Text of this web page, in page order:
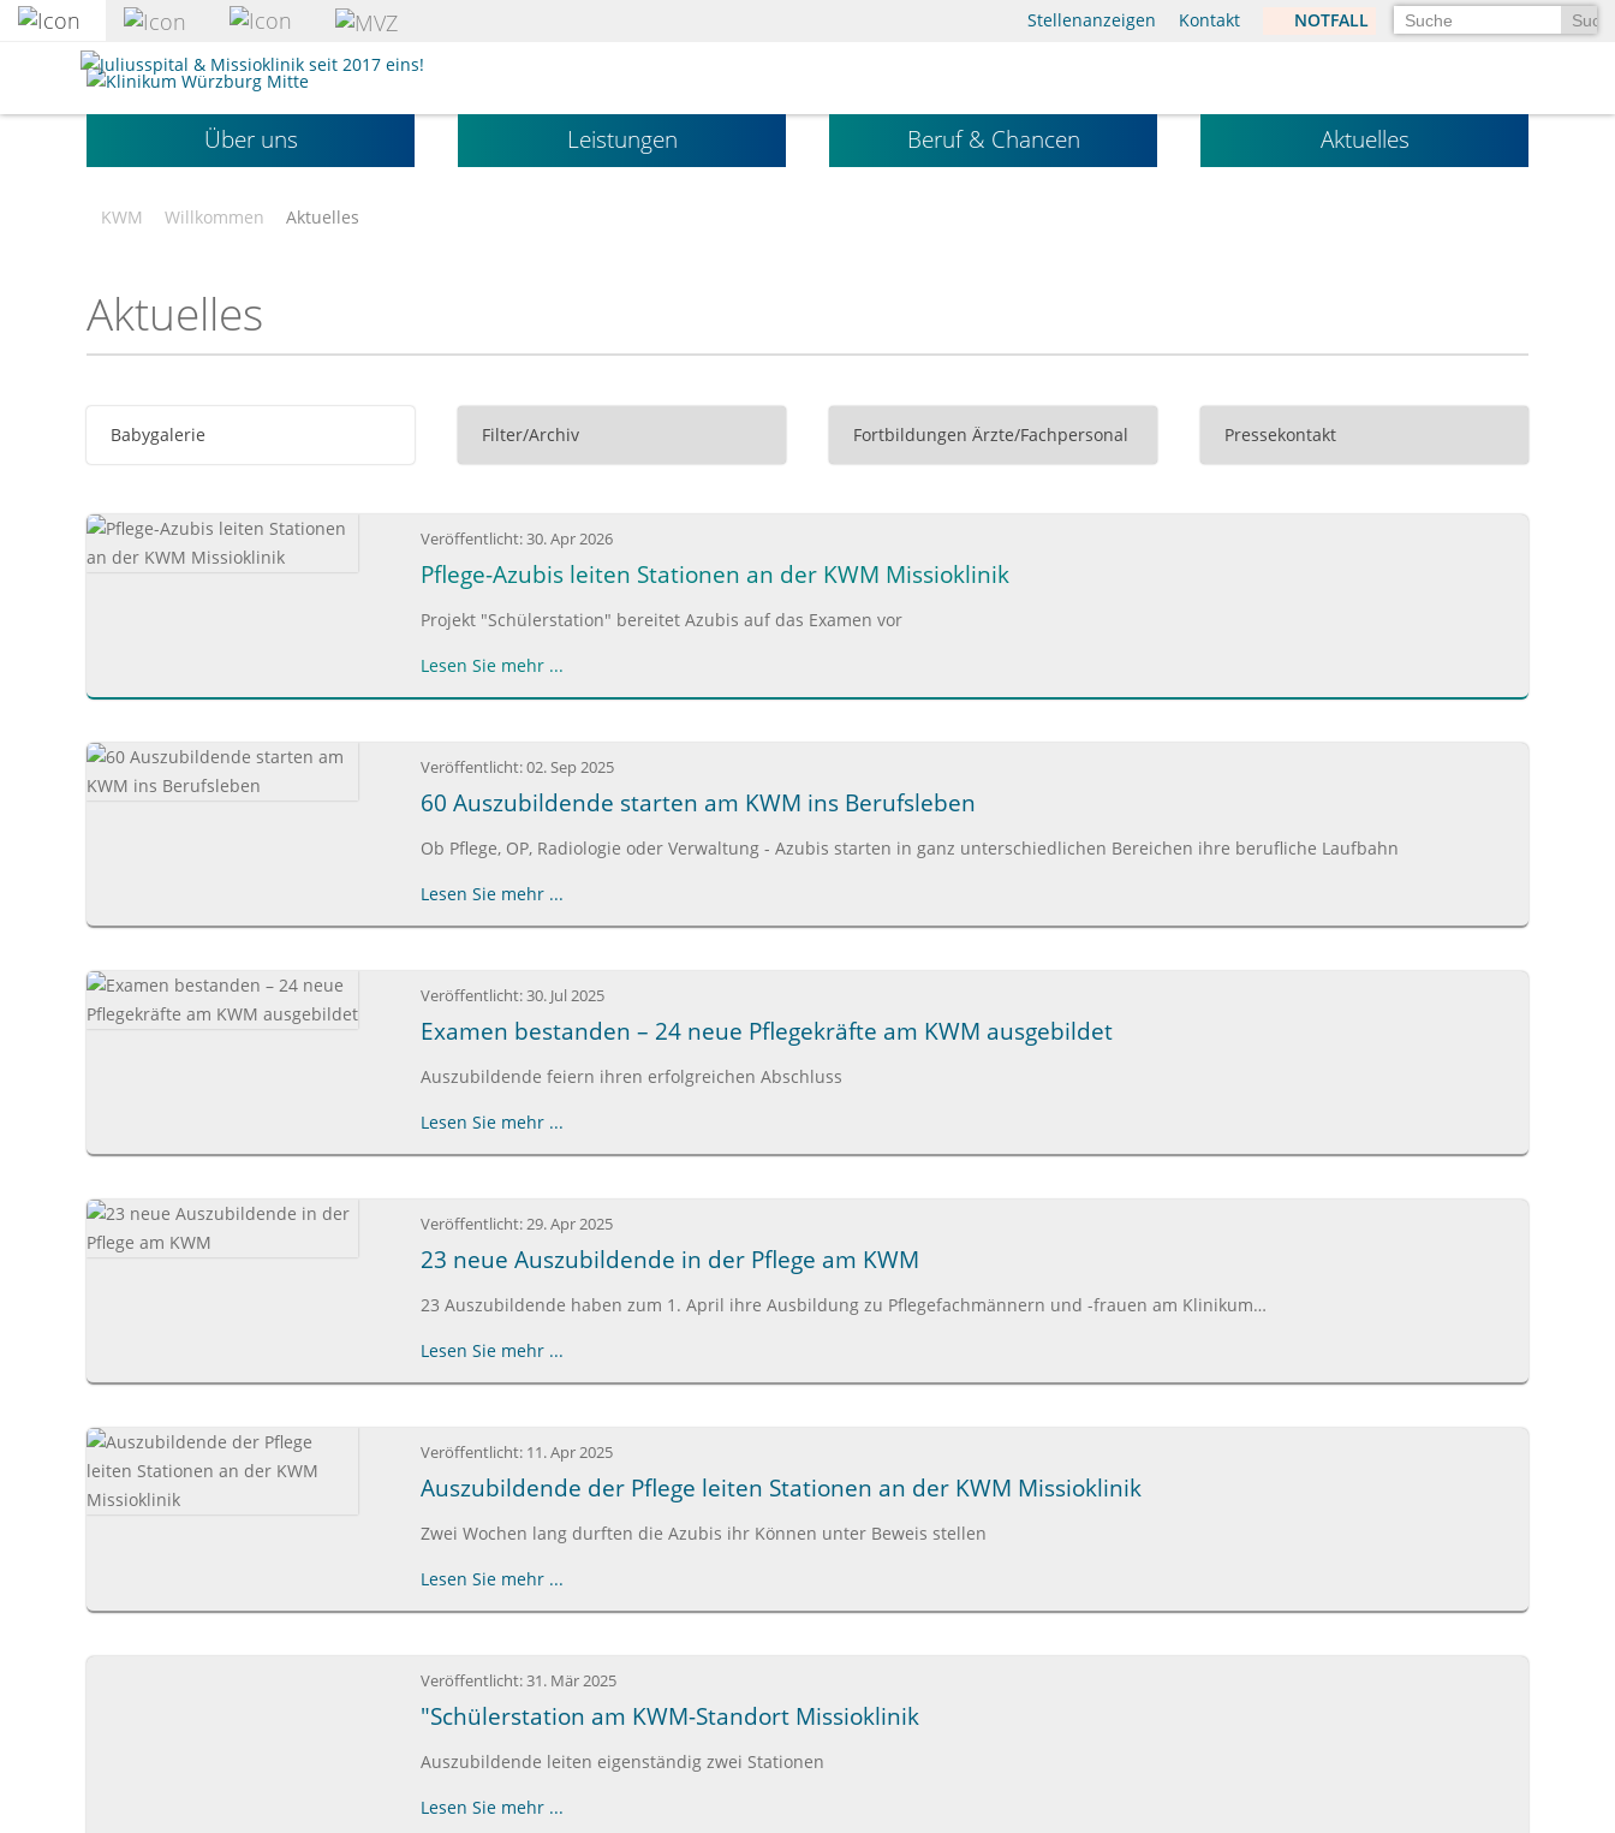
zum
Stellenanzeigen Kontakt NOTFALL Suchen
Klinikum
Würzburg
Mitte
gGmbHÜber uns Leistungen Beruf & Chancen Aktuelles
KWM Willkommen Aktuelles
Aktuelles
Babygalerie Filter/Archiv Fortbildungen Ärzte/Fachpersonal Pressekontakt
Veröffentlicht:30. Apr 2026
Pflege-Azubis leiten Stationen an der KWM Missioklinik
Projekt "Schülerstation" bereitet Azubis auf das Examen vor
Lesen Sie mehr ...
Veröffentlicht:02. Sep 2025
60 Auszubildende starten am KWM ins Berufsleben
Ob Pflege, OP, Radiologie oder Verwaltung - Azubis starten in ganz unterschiedlichen Bereichen ihre berufliche Laufbahn
Lesen Sie mehr ...
Veröffentlicht:30. Jul 2025
Examen bestanden – 24 neue Pflegekräfte am KWM ausgebildet
Auszubildende feiern ihren erfolgreichen Abschluss
Lesen Sie mehr ...
Veröffentlicht:29. Apr 2025
23 neue Auszubildende in der Pflege am KWM
23 Auszubildende haben zum 1. April ihre Ausbildung zu Pflegefachmännern und -frauen am Klinikum…
Lesen Sie mehr ...
Veröffentlicht: 11. Apr 2025
Auszubildende der Pflege leiten Stationen an der KWM Missioklinik
Zwei Wochen lang durften die Azubis ihr Können unter Beweis stellen
Lesen Sie mehr ...
Veröffentlicht:31. Mär 2025
"Schülerstation am KWM-Standort Missioklinik
Auszubildende leiten eigenständig zwei Stationen
Lesen Sie mehr ...